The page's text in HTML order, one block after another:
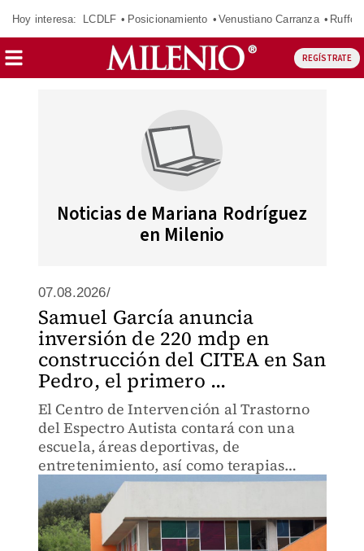
Hoy interesa: LCDLF Posicionamiento Venustiano Carranza Ruffo
REGÍSTRATE
Noticias de Mariana Rodríguez
en Milenio
07.08.2026/
Samuel García anuncia
inversión de 220 mdp en
construcción del CITEA en San
Pedro, el primero ...
El Centro de Intervención al Trastorno
del Espectro Autista contará con una
escuela, áreas deportivas, de
entretenimiento, así como terapias
individuales y colectivas.